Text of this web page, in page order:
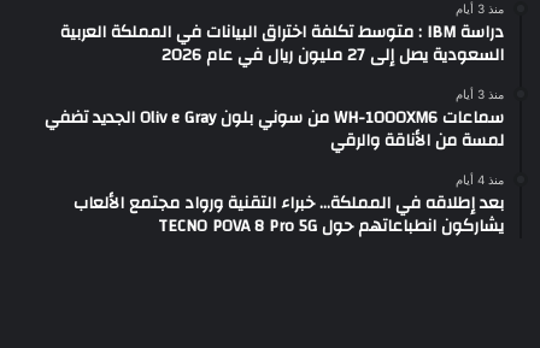
منذ 3 أيام
دراسة IBM : متوسط تكلفة اختراق البيانات في المملكة العربية
السعودية يصل إلى 27 مليون ريال في عام 2026
منذ 3 أيام
سماعات WH-1000XM6 من سوني بلون Oliv e Gray الجديد تضفي
لمسة من الأناقة والرقي
منذ 4 أيام
بعد إطلاقه في المملكة… خبراء التقنية ورواد مجتمع الألعاب
يشاركون انطباعاتهم حول TECNO POVA 8 Pro 5G